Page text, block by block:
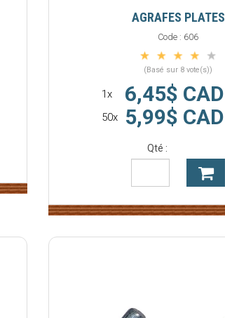
AGRAFES PLATES
Code : 606
(Basé sur 8 vote(s))
1x 6,45$ CAD
50x 5,99$ CAD
Qté :